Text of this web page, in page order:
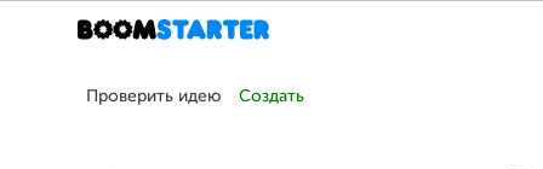
Проверить идею Создать